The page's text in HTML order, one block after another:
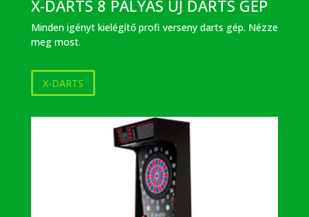
X-DARTS 8 PÁLYÁS ÚJ DARTS GÉP
Minden igényt kielégítő profi verseny darts gép. Nézze
meg most.
X-DARTS